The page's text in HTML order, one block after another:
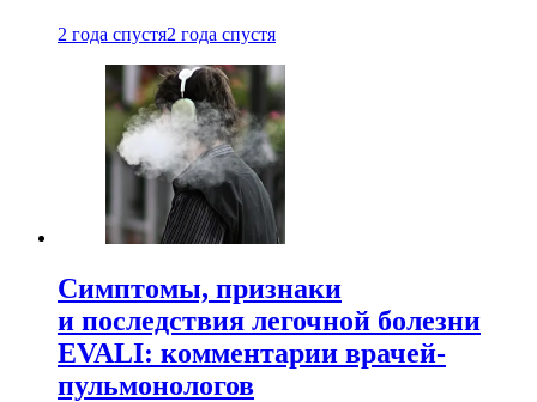
2 года спустя2 года спустя
Симптомы, признаки
и последствия легочной болезни
EVALI: комментарии врачей-
пульмонологов